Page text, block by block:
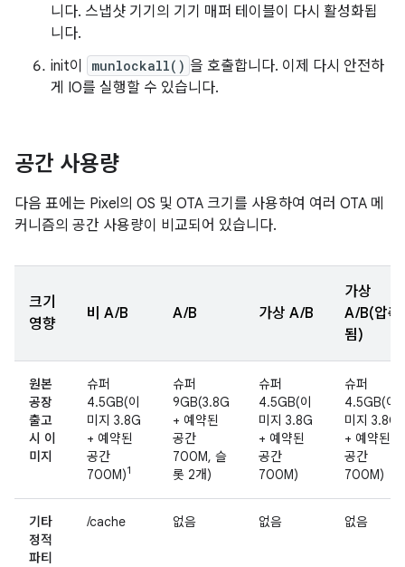
니다. 스냅샷 기기의 기기 매퍼 테이블이 다시 활성화됩
니다.
init이
munlockall() 을 호출합니다. 이제 다시 안전하
게 IO를 실행할 수 있습니다.
공간 사용량
다음 표에는 Pixel의 OS 및 OTA 크기를 사용하여 여러 OTA 메
커니즘의 공간 사용량이 비교되어 있습니다.
크기
영향
비 A/B A/B 가상 A/B
가상
A/B(압축
됨)
원본
공장
출고
시 이
미지
슈퍼
4.5GB(이
미지 3.8G
+ 예약된
공간
700M)1
슈퍼
9GB(3.8G
+ 예약된
공간
700M, 슬
롯 2개)
슈퍼
4.5GB(이
미지 3.8G
+ 예약된
공간
700M)
슈퍼
4.5GB(이
미지 3.8G
+ 예약된
공간
700M)
기타
정적
파티
/cache 없음 없음 없음